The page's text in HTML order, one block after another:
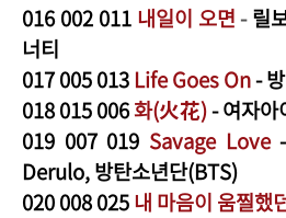
016002 011 내일이 오면-릴
너티
017005 013Life Goes On-
018015 006화(火花)- 여자아
019 007 019 Savage Love
Derulo, 방탄소년단(BTS)
020008 025내 마음이 움찔했